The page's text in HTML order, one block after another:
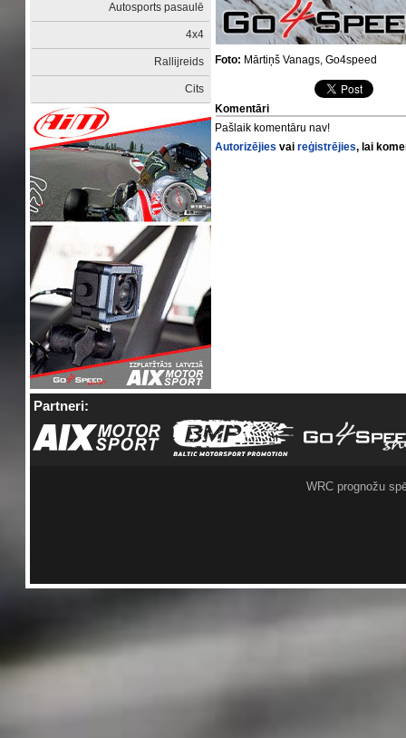
Autosports pasaulē
4x4
Rallijreids
Cits
Foto: Mārtiņš Vanags, Go4speed
Komentāri
Pašlaik komentāru nav!
Autorizējies vaireģistrējies, lai
Partneri:
WRC prognožu